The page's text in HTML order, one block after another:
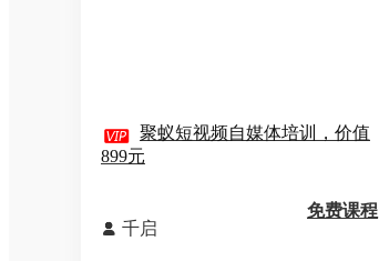
 聚蚁短视频自媒体培训，价值
899元
 千启
免费课程